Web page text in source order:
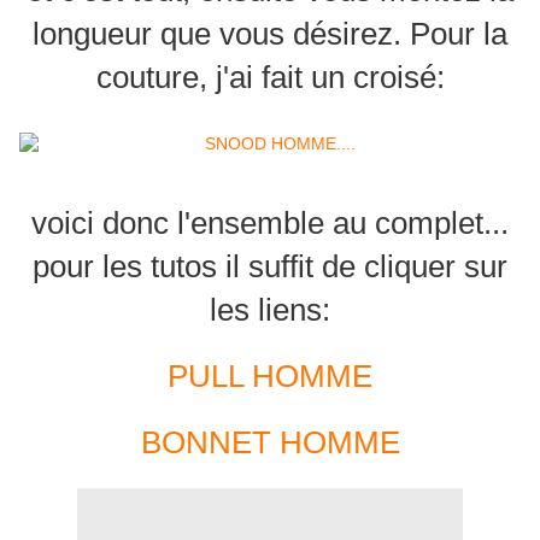
longueur que vous désirez. Pour la
couture, j'ai fait un croisé:
voici donc l'ensemble au complet...
pour les tutos il suffit de cliquer sur
les liens:
PULL HOMME
BONNET HOMME